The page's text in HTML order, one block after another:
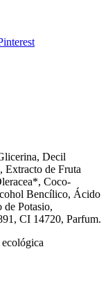
Decil
de Fruta
Coco-
Bencílico, Ácido
de Potasio,
CI 14720, Parfum.